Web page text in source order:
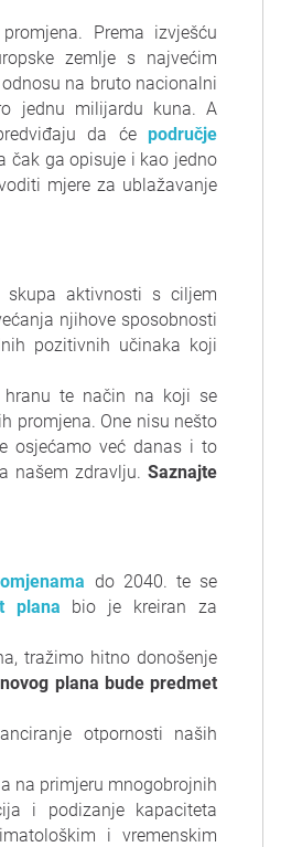
Prema izvješću
zemlje s najvećim
na bruto nacionalni
jednu milijardu kuna. A
da ćepodručje
čak ga opisuje i kao jedno
mjere za ublažavanje
skupa aktivnosti s ciljem
njihove sposobnosti
pozitivnih učinaka koji
hranu te način na koji se
promjena. One nisu nešto
osjećamo već danas i to
našem zdravlju. Saznajte
do 2040. te se
plana bio je kreiran za
tražimo hitno donošenje
plana bude predmet
otpornosti naših
na primjeru mnogobrojnih
i podizanje kapaciteta
i vremenskim